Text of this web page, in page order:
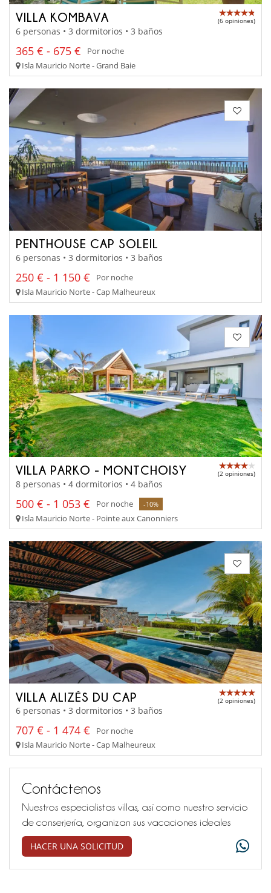
VILLA KOMBAVA (6 opiniones)
6 personas • 3 dormitorios • 3 baños
365 € - 675 €
Por noche
Isla Mauricio Norte - Grand Baie
PENTHOUSE CAP SOLEIL
6 personas • 3 dormitorios • 3 baños
250 € - 1 150 €
Por noche
Isla Mauricio Norte - Cap Malheureux
VILLA PARKO - MONTCHOISY (2 opiniones)
8 personas • 4 dormitorios • 4 baños
500 € - 1 053 € Por noche -10%
Isla Mauricio Norte - Pointe aux Canonniers
VILLA ALIZÉS DU CAP (2 opiniones)
6 personas • 3 dormitorios • 3 baños
707 € - 1 474 €
Por noche
Isla Mauricio Norte - Cap Malheureux
Contáctenos
Nuestros especialistas villas, así como nuestro servicio
de conserjería, organizan sus vacaciones ideales
HACER UNA SOLICITUD